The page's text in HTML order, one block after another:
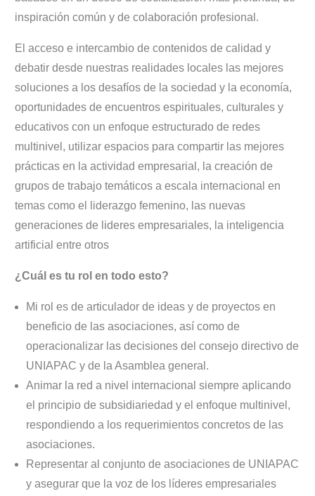
inspiración común y de colaboración profesional.
El acceso e intercambio de contenidos de calidad y
debatir desde nuestras realidades locales las mejores
soluciones a los desafíos de la sociedad y la economía,
oportunidades de encuentros espirituales, culturales y
educativos con un enfoque estructurado de redes
multinivel, utilizar espacios para compartir las mejores
prácticas en la actividad empresarial, la creación de
grupos de trabajo temáticos a escala internacional en
temas como el liderazgo femenino, las nuevas
generaciones de lideres empresariales, la inteligencia
artificial entre otros
¿Cuál es tu rol en todo esto?
Mi rol es de articulador de ideas y de proyectos en
beneficio de las asociaciones, así como de
operacionalizar las decisiones del consejo directivo de
UNIAPAC y de la Asamblea general.
Animar la red a nivel internacional siempre aplicando
el principio de subsidiariedad y el enfoque multinivel,
respondiendo a los requerimientos concretos de las
asociaciones.
Representar al conjunto de asociaciones de UNIAPAC
y asegurar que la voz de los líderes empresariales